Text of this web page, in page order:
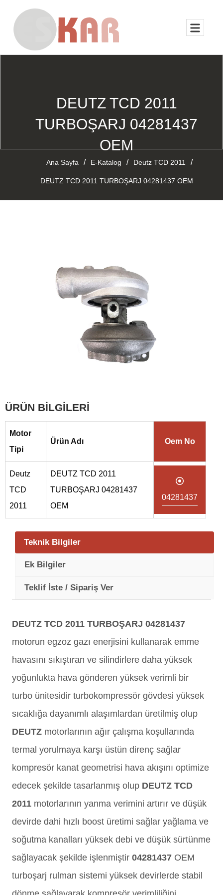
DEUTZ TCD 2011
TURBOŞARJ 04281437
OEM
Ana Sayfa / E-Katalog / Deutz TCD 2011 /
DEUTZ TCD 2011 TURBOŞARJ 04281437 OEM
ÜRÜN BİLGİLERİ
Motor
Tipi
Ürün Adı Oem No
Deutz
TCD
2011
DEUTZ TCD 2011
TURBOŞARJ 04281437
OEM
04281437
Teknik Bilgiler
Ek Bilgiler
Teklif İste / Sipariş Ver
DEUTZ TCD 2011 TURBOŞARJ 04281437
motorun egzoz gazı enerjisini kullanarak emme
havasını sıkıştıran ve silindirlere daha yüksek
yoğunlukta hava gönderen yüksek verimli bir
turbo ünitesidir turbokompressör gövdesi yüksek
sıcaklığa dayanımlı alaşımlardan üretilmiş olup
DEUTZ motorlarının ağır çalışma koşullarında
termal yorulmaya karşı üstün direnç sağlar
kompresör kanat geometrisi hava akışını optimize
edecek şekilde tasarlanmış olup DEUTZ TCD
2011 motorlarının yanma verimini artırır ve düşük
devirde dahi hızlı boost üretimi sağlar yağlama ve
soğutma kanalları yüksek debi ve düşük sürtünme
sağlayacak şekilde işlenmiştir 04281437 OEM
turboşarj rulman sistemi yüksek devirlerde stabil